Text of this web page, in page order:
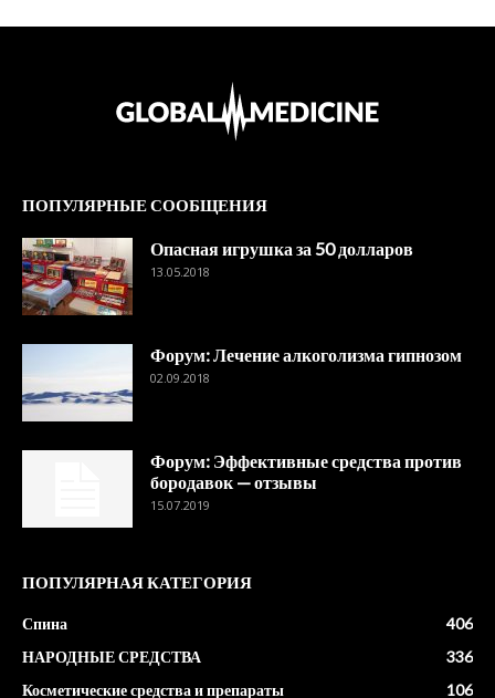
ПОПУЛЯРНЫЕ СООБЩЕНИЯ
Опасная игрушка за 50 долларов
13.05.2018
Форум: Лечение алкоголизма гипнозом
02.09.2018
Форум: Эффективные средства против
бородавок — отзывы
15.07.2019
ПОПУЛЯРНАЯ КАТЕГОРИЯ
Спина
406
НАРОДНЫЕ СРЕДСТВА
336
Косметические средства и препараты
106